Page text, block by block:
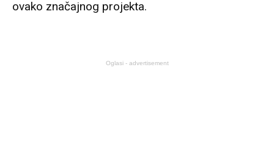
ovako značajnog projekta.
Oglasi - advertisement